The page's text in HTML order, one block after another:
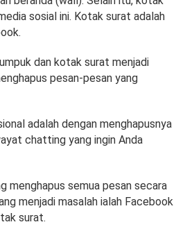
sosial ini. Kotak surat adalah
dan kotak surat menjadi
pesan-pesan yang
adalah dengan menghapusnya
chatting yang ingin Anda
menghapus semua pesan secara
menjadi masalah ialah Facebook
surat.